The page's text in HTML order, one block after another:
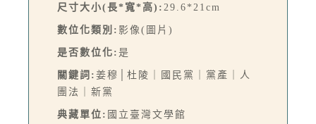
尺寸大小(長*寬*高): 29.6*21cm
數位化類別: 影像(圖片)
是否數位化: 是
關鍵詞: 姜穆│杜陵｜國民黨｜黨產｜人
團法｜新黨
典藏單位: 國立臺灣文學館